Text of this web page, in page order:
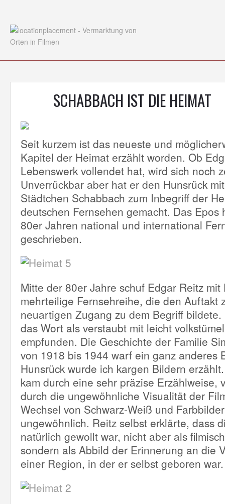
SCHABBACH IST DIE HEIMAT
Seit kurzem ist das neueste und
Kapitel der Heimat erzählt worden. Ob
Lebenswerk vollendet hat, wird sich noch
Unverrückbar aber hat er den Hunsrück
Städtchen Schabbach zum Inbegriff der
deutschen Fernsehen gemacht. Das Epos
80er Jahren national und international
geschrieben.
Mitte der 80er Jahre schuf Edgar Reitz mit
mehrteilige Fernsehreihe, die den Auftakt
neuartigen Zugang zu dem Begriff
das Wort als verstaubt mit leicht
empfunden. Die Geschichte der Familie
von 1918 bis 1944 warf ein ganz anderes
Hunsrück wurde ich kargen Bildern
kam durch eine sehr präzise Erzählweise,
durch die ungewöhnliche Visualität der
Wechsel von Schwarz-Weiß und
ungewöhnlich. Reitz selbst erklärte, dass
natürlich gewollt war, nicht aber als
sondern als Abbild der Erinnerung an die
einer Region, in der er selbst geboren war.